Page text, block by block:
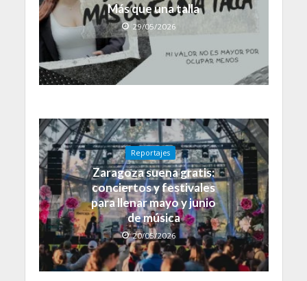
Más que una talla
29/05/2026
Reportajes
Zaragoza suena gratis:
conciertos y festivales
para llenar mayo y junio
de música
20/05/2026